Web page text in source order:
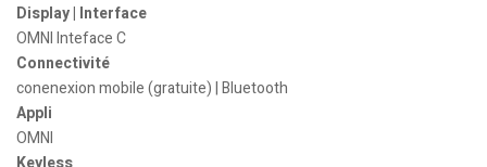
Display | Interface
OMNI Inteface C
Connectivité
conenexion mobile (gratuite) | Bluetooth
Appli
OMNI